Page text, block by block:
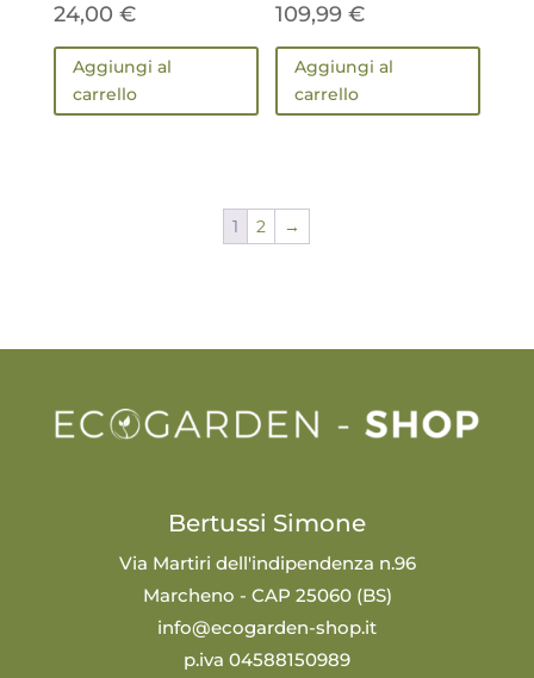
24,00 €
Aggiungi al
carrello
109,99€
Aggiungi al
carrello
1 2 →
Bertussi Simone
Via Martiri dell'indipendenza n.96
Marcheno - CAP 25060 (BS)
info@ecogarden-shop.it
p.iva 04588150989